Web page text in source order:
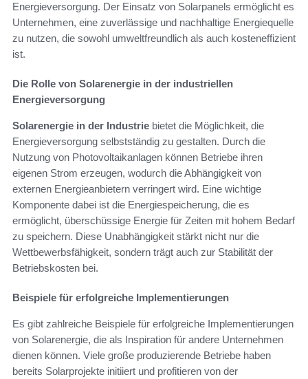
Energieversorgung. Der Einsatz von Solarpanels ermöglicht es
Unternehmen, eine zuverlässige und nachhaltige Energiequelle
zu nutzen, die sowohl umweltfreundlich als auch kosteneffizient
ist.
Die Rolle von Solarenergie in der industriellen
Energieversorgung
Solarenergie in der Industrie bietet die Möglichkeit, die
Energieversorgung selbstständig zu gestalten. Durch die
Nutzung von Photovoltaikanlagen können Betriebe ihren
eigenen Strom erzeugen, wodurch die Abhängigkeit von
externen Energieanbietern verringert wird. Eine wichtige
Komponente dabei ist die Energiespeicherung, die es
ermöglicht, überschüssige Energie für Zeiten mit hohem Bedarf
zu speichern. Diese Unabhängigkeit stärkt nicht nur die
Wettbewerbsfähigkeit, sondern trägt auch zur Stabilität der
Betriebskosten bei.
Beispiele für erfolgreiche Implementierungen
Es gibt zahlreiche Beispiele für erfolgreiche Implementierungen
von Solarenergie, die als Inspiration für andere Unternehmen
dienen können. Viele große produzierende Betriebe haben
bereits Solarprojekte initiiert und profitieren von der